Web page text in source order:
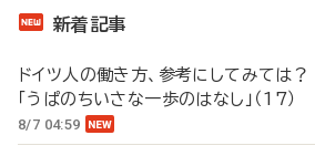
新着記事
ドイツ人の働き方、参考にしてみ
「うぱのちいさな一歩のはなし」（17）
8/7 04:59